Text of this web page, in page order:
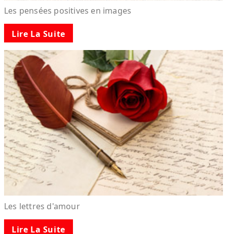
Les pensées positives en images
Lire La Suite
Les lettres d'amour
Lire La Suite